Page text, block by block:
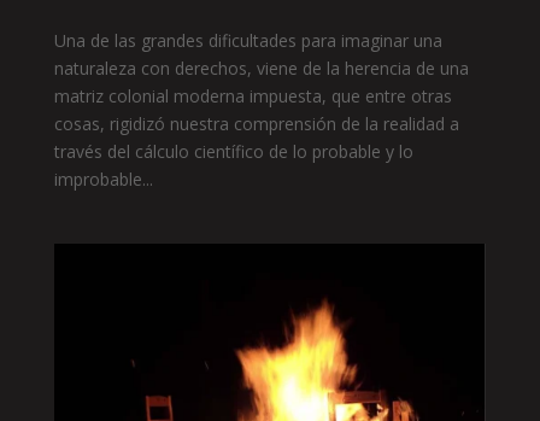
Una de las grandes dificultades para imaginar una
naturaleza con derechos, viene de la herencia de una
matriz colonial moderna impuesta, que entre otras
cosas, rigidizó nuestra comprensión de la realidad a
través del cálculo científico de lo probable y lo
improbable...